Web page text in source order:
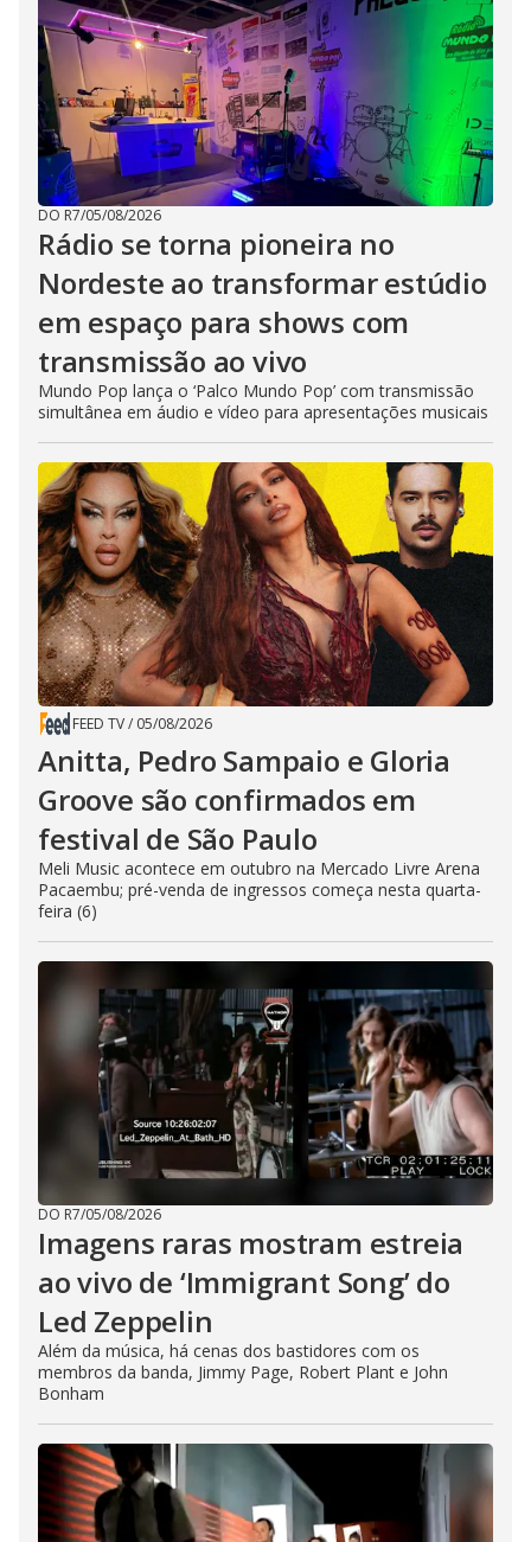
DO R7/05/08/2026
Rádio se torna pioneira no
Nordeste ao transformar estúdio
em espaço para shows com
transmissão ao vivo
Mundo Pop lança o ‘Palco Mundo Pop’ com transmissão
simultânea em áudio e vídeo para apresentações musicais
FEED TV/ 05/08/2026
Anitta, Pedro Sampaio e Gloria
Groove são confirmados em
festival de São Paulo
Meli Music acontece em outubro na Mercado Livre Arena
Pacaembu; pré-venda de ingressos começa nesta quarta-
feira (6)
DO R7/05/08/2026
Imagens raras mostram estreia
ao vivo de ‘Immigrant Song’ do
Led Zeppelin
Além da música, há cenas dos bastidores com os
membros da banda, Jimmy Page, Robert Plant e John
Bonham